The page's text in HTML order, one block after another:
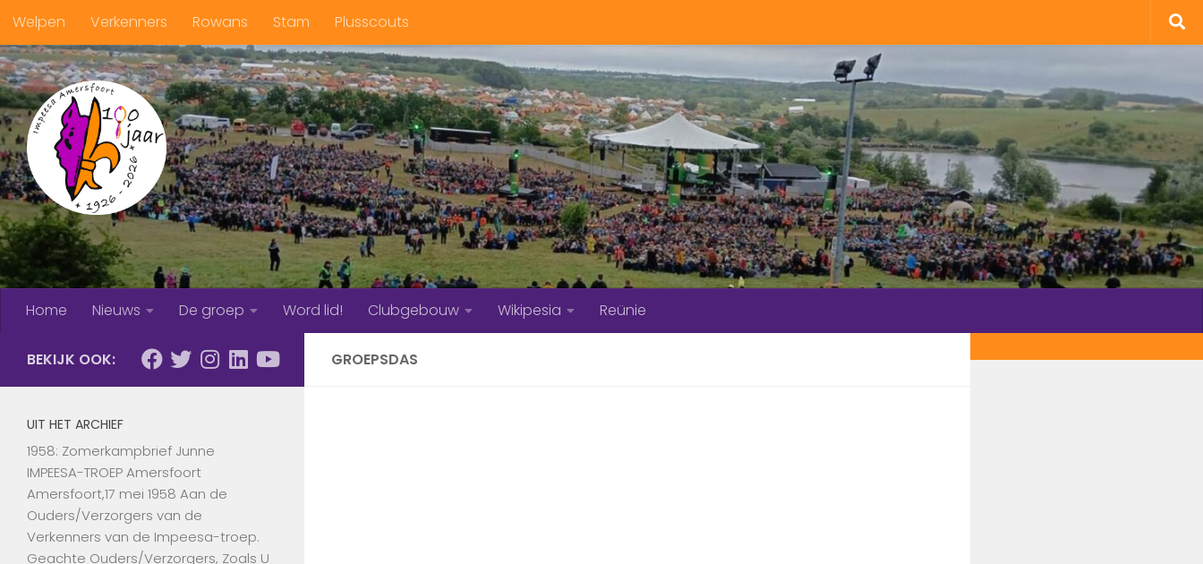
Doorgaan naar inhoud
Welpen Verkenners Rowans Stam Plusscouts
Home Nieuws De groep Word lid! Clubgebouw Wikipesia Reünie
GROEPSDAS
BEKIJK OOK:
UIT HET ARCHIEF
1958: Zomerkampbrief Junne
IMPEESA-TROEP Amersfoort
Amersfoort,17 mei 1958 Aan de
Ouders/Verzorgers van de
Verkenners van de Impeesa-troep.
Geachte Ouders/Verzorgers, Zoals U